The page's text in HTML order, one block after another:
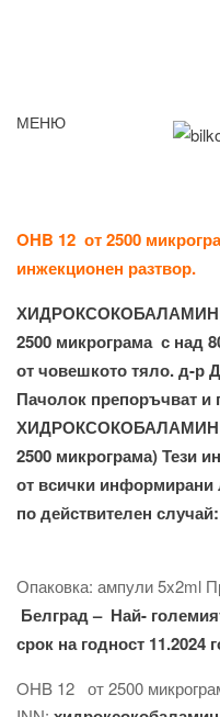
МЕНЮ
OHB 12 от 2500
инжекционен разтвор.
ХИДРОКСОКОБАЛАМИН
2500 микрограма с над
от човешкото тяло. д-р
Пачолок препоръчват и
ХИДРОКСОКОБАЛАМИН
2500 микрограма) Тези
от всички
по действителен случай:
Опаковка: ампули 5x2ml
Белград – Най-
срок на годност 11.2024
OHB 12 от 2500